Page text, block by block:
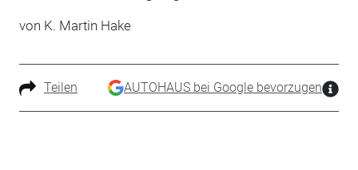
von K. Martin Hake
Teilen AUTOHAUS bei Google bevorzugen